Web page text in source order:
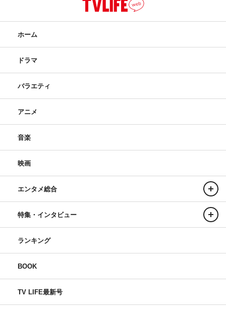
ホーム
ドラマ
バラエティ
アニメ
音楽
映画
エンタメ総合
特集・インタビュー
ランキング
BOOK
TV LIFE最新号